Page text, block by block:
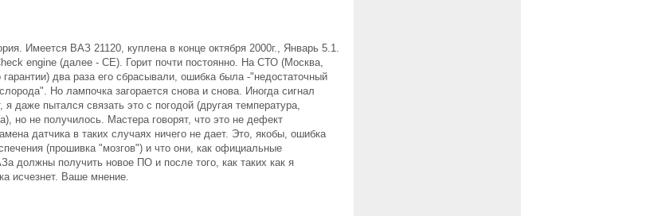
Имеется ВАЗ 21120, куплена в конце октября 2000г., Январь 5.1.
engine (далее - СЕ). Горит почти постоянно. На СТО (Москва,
два раза его сбрасывали, ошибка была -"недостаточный
Но лампочка загорается снова и снова. Иногда сигнал
я даже пытался связать это с погодой (другая температура,
но не получилось. Мастера говорят, что это не дефект
датчика в таких случаях ничего не дает. Это, якобы, ошибка
(прошивка "мозгов") и что они, как официальные
должны получить новое ПО и после того, как таких как я
исчезнет. Ваше мнение.